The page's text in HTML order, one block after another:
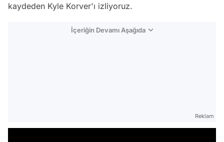
kaydeden Kyle Korver'ı izliyoruz.
İçeriğin Devamı Aşağıda
Reklam